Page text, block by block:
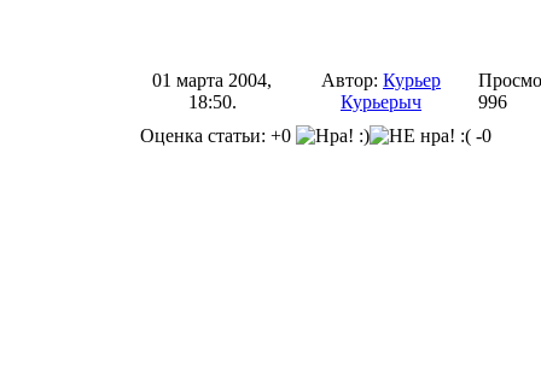
01 марта 2004,
18:50.
Автор: Курьер
Курьерыч
996
Оценка статьи: +0
-0